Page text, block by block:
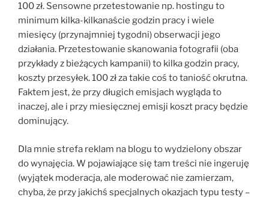
100 zł. Sensowne przetestowanie np. hostingu to
minimum kilka-kilkanaście godzin pracy i wiele
miesięcy (przynajmniej tygodni) obserwacji jego
działania. Przetestowanie skanowania fotografii (oba
przykłady z bieżących kampanii) to kilka godzin pracy,
koszty przesyłek. 100 zł za takie coś to taniość okrutna.
Faktem jest, że przy długich emisjach wygląda to
inaczej, ale i przy miesięcznej emisji koszt pracy będzie
dominujący.
Dla mnie strefa reklam na blogu to wydzielony obszar
do wynajęcia. W pojawiające się tam treści nie ingeruję
(wyjątek moderacja, ale moderować nie zamierzam,
chyba, że przy jakichś specjalnych okazjach typu testy –